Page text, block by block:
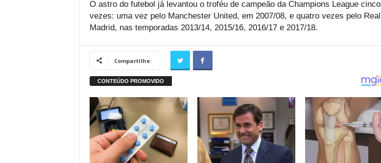
O astro do futebol já levantou o troféu de campeão da Champions League cinco
vezes: uma vez pelo Manchester United, em 2007/08, e quatro vezes pelo Real
Madrid, nas temporadas 2013/14, 2015/16, 2016/17 e 2017/18.
Compartilhe: